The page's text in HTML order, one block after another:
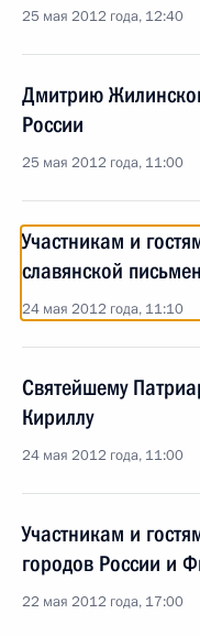
25 мая 2012 года, 12:40
Дмитрию
России
25 мая 2012 года, 11:00
Участникам и
славянской
24 мая 2012 года, 11:10
Святейшему
Кириллу
24 мая 2012 года, 11:00
Участникам и
городов России и
22 мая 2012 года, 17:00